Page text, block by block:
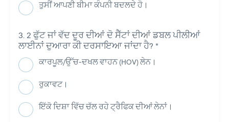
ਤੁਸੀਂ ਆਪਣੀ ਬੀਮਾ ਕੰਪਨੀ ਬਦਲਦੇ ਹੋ।
2 ਫੁੱਟ ਜਾਂ ਵੱਦ ਦੂਰ ਦੀਆਂ ਦੋ ਸੈੱਟਾਂ ਦੀਆਂ ਡਬਲ ਪੀਲੀਆਂ
ਲਾਈਨਾਂ ਦੁਆਰਾ ਕੀ ਦਰਸਾਇਆ ਜਾਂਦਾ ਹੈ? *
ਕਾਰਪੂਲ/ਉੱਚ-ਦਖਲ ਵਾਹਨ (HOV) ਲੇਨ।
ਰੁਕਾਵਟ।
ਇੱਕੋ ਦਿਸ਼ਾ ਵਿੱਚ ਚੱਲ ਰਹੇ ਟ੍ਰੈਫਿਕ ਦੀਆਂ ਲੇਨਾਂ।